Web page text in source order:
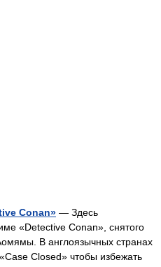
Conan» — Здесь
«Detective Conan», снятого
В англоязычных странах
Closed» чтобы избежать